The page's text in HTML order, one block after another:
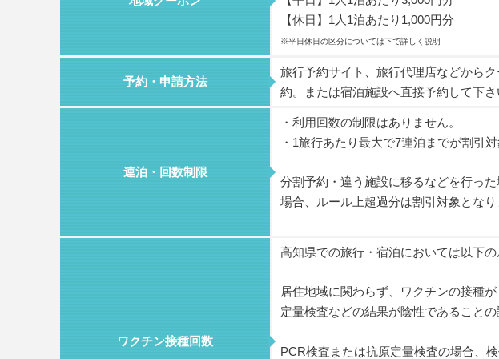
【休日】1人1泊あたり1,000円分
※平日休日の区分については下で詳しく説明
予約・申請方法
旅行予約サイト、旅行代理店などから
約。または宿泊施設へ直接予約して下さ
連泊・回数制限
・利用回数の制限はありません。
・1旅行あたり最大で7連泊までが割引対
分割予約・違う施設に移るなどを行っ
場合、ルール上超過分は割引対象となり
ワクチン接種回数
高知県での旅行・宿泊においては以下の
居住地域に関わらず、ワクチンの接種
定量検査などの結果が陰性であることの
PCR検査または抗原定量検査の場合、